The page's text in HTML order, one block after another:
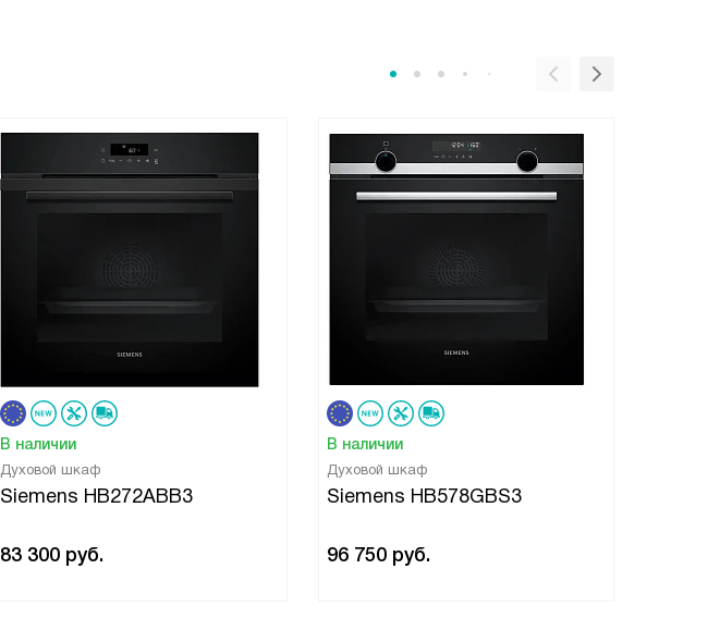
В наличии
Духовой шкаф
Siemens HB272ABB3
83 300 руб.
В наличии
Духовой шкаф
Siemens HB578GBS3
96 750 руб.